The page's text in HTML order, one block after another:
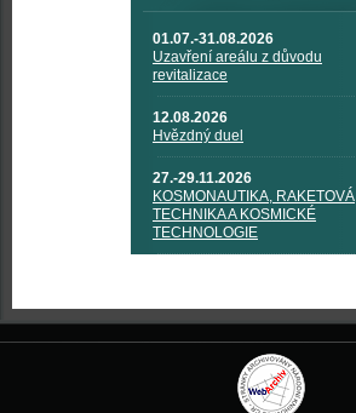
01.07.-31.08.2026
Uzavření areálu z důvodu
revitalizace
12.08.2026
Hvězdný duel
27.-29.11.2026
KOSMONAUTIKA, RAKETOVÁ
TECHNIKA A KOSMICKÉ
TECHNOLOGIE